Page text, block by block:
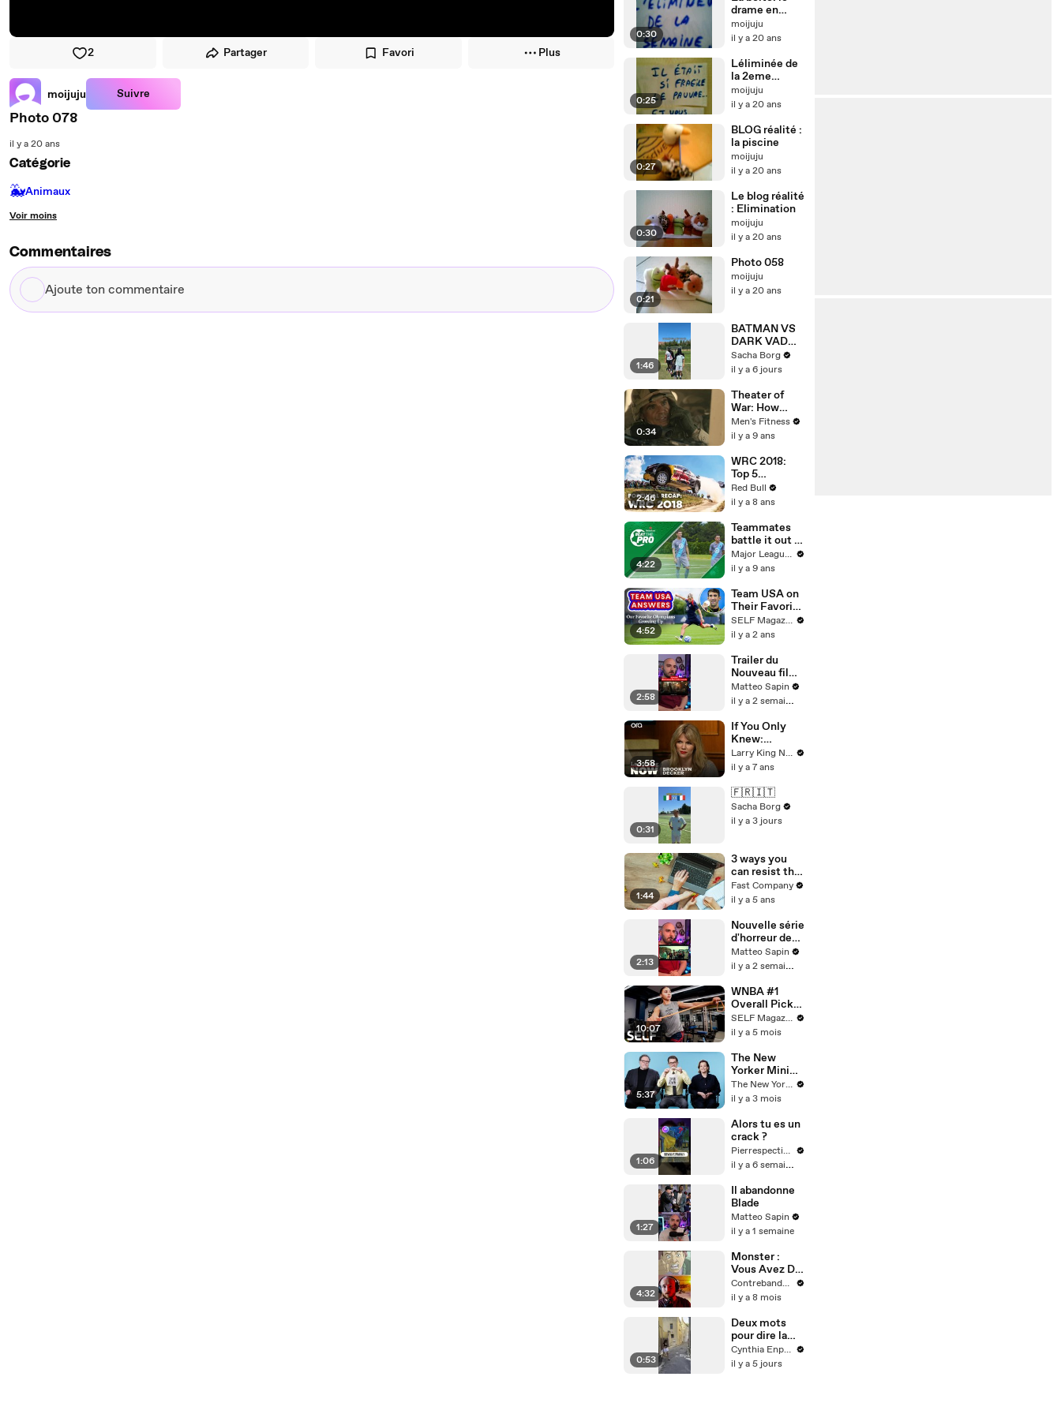
2 Partager Favori Plus
moijuju Suivre
Photo 078
il y a 20 ans
Catégorie
🐳Animaux
Voir moins
Commentaires
Ajoute
ton
0:30
drame en
direct...
moijuju
il y a 20 ans
0:25
Léliminée de
la 2eme
semaine
moijuju
il y a 20 ans
0:27
BLOG réalité :
la piscine
moijuju
il y a 20 ans
0:30
Le blog réalité
: Elimination
moijuju
il y a 20 ans
0:21
Photo 058
moijuju
il y a 20 ans
1:46
BATMAN VS
DARK VADOR
🖤
Sacha Borg
il y a 6 jours
0:34
Theater of
War: How
actor Michael
Kelly gained
muscle for
'The Long
Road Home'
Men's Fitness
il y a 9 ans
2:46
WRC 2018:
Top 5
moments
at Rally
Red Bull
il y a 8 ans
4:22
Teammates
battle it out in
Minnesota |
Beat the Pro
Heineken
Major League Soccer
il y a 9 ans
4:52
Team USA on
Their Favorite
Athletes
Growing Up
SELF Magazine
il y a 2 ans
2:58
Trailer du
Nouveau film
Jumanji
Matteo Sapin
il y a 2 semaines
3:58
If You Only
Knew:
Brooklyn
Decker
Larry King Now on Ora.TV
il y a 7 ans
0:31
🇫🇷🇮🇹
Sacha Borg
il y a 3 jours
1:44
3 ways you
can resist the
urge to
multitask
Fast Company
il y a 5 ans
2:13
Nouvelle série
d'horreur de
Netflix
Matteo Sapin
il y a 2 semaines
10:07
WNBA #1
Overall Pick
Azzi Fudd's
20-Minute
Workout
SELF Magazine
il y a 5 mois
5:37
The New
Yorker Mini
Interview
with Pedro
Sigourney
Weaver, and
Jon Favreau
The New Yorker
il y a 3 mois
1:06
Alors tu es un
crack ?
Pierrespectives
il y a 6 semaines
1:27
Il abandonne
Blade
Matteo Sapin
il y a 1 semaine
4:32
Monster :
Vous Avez Dit
Chef-d'œuvre
?
Contrebande Films
il y a 8 mois
0:53
Deux mots
pour dire la
meme chose
en anglais
Cynthia Enparle
il y a 5 jours